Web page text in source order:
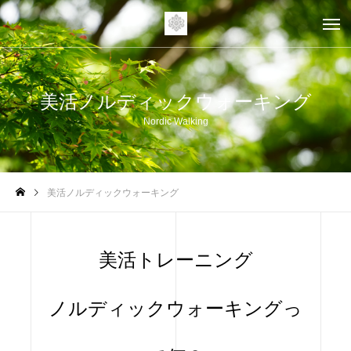
美活ノルディックウォーキング
Nordic Walking
美活ノルディックウォーキング
美活トレーニング
ノルディックウォーキングっ